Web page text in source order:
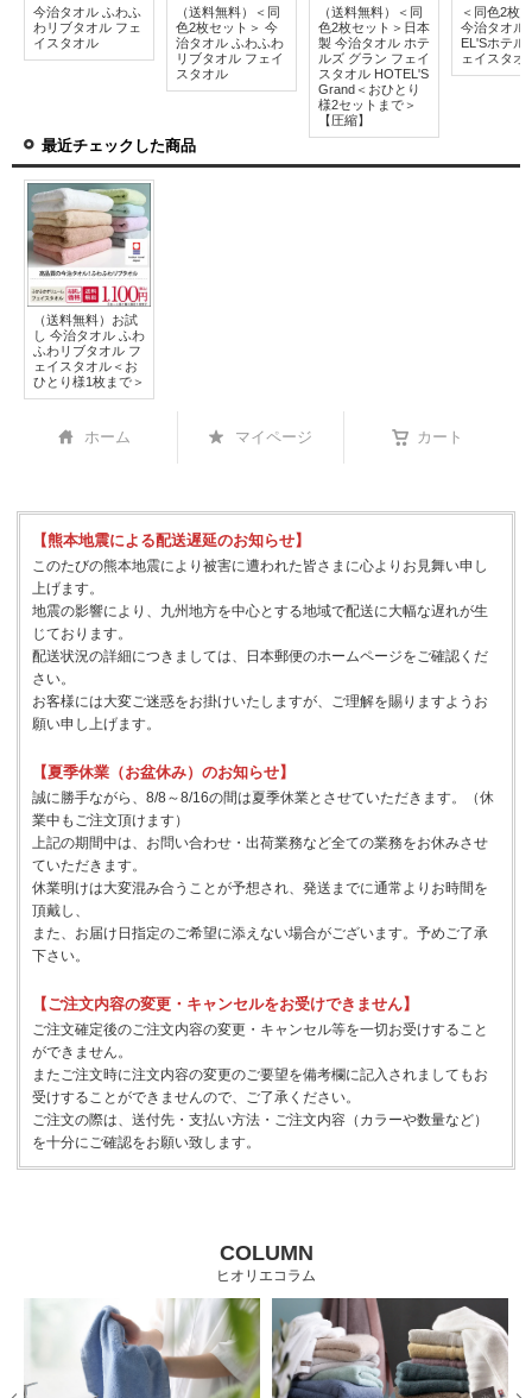
今治タオル ふわふ
わリブタオル フェ
イスタオル
（送料無料）＜同
色2枚セット＞ 今
治タオル ふわふわ
リブタオル フェイ
スタオル
（送料無料）＜同
色2枚セット＞日本
製 今治タオル ホテ
ルズ グラン フェイ
スタオル HOTEL'S
Grand＜おひとり
様2セットまで＞
【圧縮】
＜同色2枚
今治タオル
EL'Sホテル
ェイスタオ
最近チェックした商品
（送料無料）お試
し 今治タオル ふわ
ふわリブタオル フ
ェイスタオル＜お
ひとり様1枚まで＞
ホーム マイページ カート
【熊本地震による配送遅延のお知らせ】
このたびの熊本地震により被害に遭われた皆さまに心よりお見舞い申し
上げます。
地震の影響により、九州地方を中心とする地域で配送に大幅な遅れが生
じております。
配送状況の詳細につきましては、日本郵便のホームページをご確認くだ
さい。
お客様には大変ご迷惑をお掛けいたしますが、ご理解を賜りますようお
願い申し上げます。
【夏季休業（お盆休み）のお知らせ】
誠に勝手ながら、8/8～8/16の間は夏季休業とさせていただきます。（休
業中もご注文頂けます）
上記の期間中は、お問い合わせ・出荷業務など全ての業務をお休みさせ
ていただきます。
休業明けは大変混み合うことが予想され、発送までに通常よりお時間を
頂戴し、
また、お届け日指定のご希望に添えない場合がございます。予めご了承
下さい。
【ご注文内容の変更・キャンセルをお受けできません】
ご注文確定後のご注文内容の変更・キャンセル等を一切お受けすること
ができません。
またご注文時に注文内容の変更のご要望を備考欄に記入されましてもお
受けすることができませんので、ご了承ください。
ご注文の際は、送付先・支払い方法・ご注文内容（カラーや数量など）
を十分にご確認をお願い致します。
COLUMN
ヒオリエコラム